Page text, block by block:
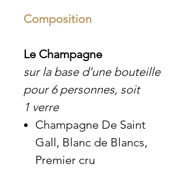
Composition
Le Champagne
sur la base d’une bouteille
pour 6 personnes, soit
1 verre
Champagne De Saint
Gall, Blanc de Blancs,
Premier cru